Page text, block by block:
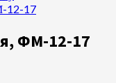
12-17
ФМ-12-17